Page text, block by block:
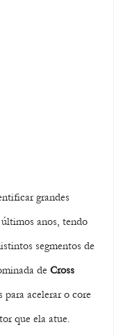
grandes
anos, tendo
segmentos de
de Cross
para acelerar o core
que ela atue.